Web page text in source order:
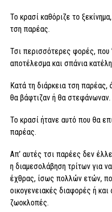
Το κρασί καθόριζε το
τση παρέας.
Τσι περισσότερες φορές, που
αποτέλεσμα και σπάνια
Κατά τη διάρκεια τση παρέας,
θα βάφτιζαν ή θα στεφάνωναν.
Το κρασί ήτανε αυτό που θα
παρέας.
Απ’ αυτές τσι παρέες δεν
η διαμεσολάβηση τρίτων για
έχθρας, ίσως πολλών ετών,
οικογενειακές διαφορές ή
ζωοκλοπές.